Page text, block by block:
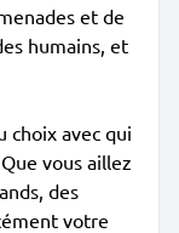
et de
humains, et
choix avec qui
vous aillez
des
votre